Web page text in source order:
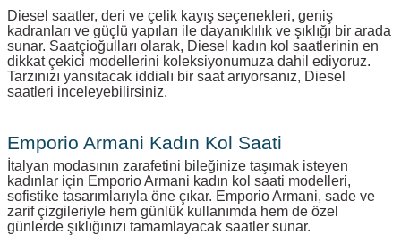
Diesel saatler, deri ve çelik kayış seçenekleri, geniş
kadranları ve güçlü yapıları ile dayanıklılık ve şıklığı bir arada
sunar. Saatçioğulları olarak, Diesel kadın kol saatlerinin en
dikkat çekici modellerini koleksiyonumuza dahil ediyoruz.
Tarzınızı yansıtacak iddialı bir saat arıyorsanız, Diesel
saatleri inceleyebilirsiniz.
Emporio Armani Kadın Kol Saati
İtalyan modasının zarafetini bileğinize taşımak isteyen
kadınlar için Emporio Armani kadın kol saati modelleri,
sofistike tasarımlarıyla öne çıkar. Emporio Armani, sade ve
zarif çizgileriyle hem günlük kullanımda hem de özel
günlerde şıklığınızı tamamlayacak saatler sunar.